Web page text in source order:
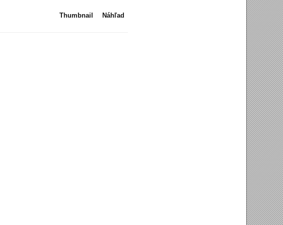
Thumbnail Náhľad